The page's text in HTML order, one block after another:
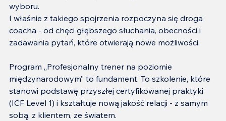
wyboru.
I właśnie z takiego spojrzenia rozpoczyna się droga
coacha - od chęci głębszego słuchania, obecności i
zadawania pytań, które otwierają nowe możliwości.
Program „Profesjonalny trener na poziomie
międzynarodowym” to fundament. To szkolenie, które
stanowi podstawę przyszłej certyfikowanej praktyki
(ICF Level 1) i kształtuje nową jakość relacji - z samym
sobą, z klientem, ze światem.